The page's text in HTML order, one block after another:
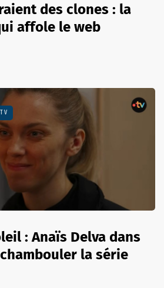
des clones : la
affole le web
: Anaïs Delva dans
la série